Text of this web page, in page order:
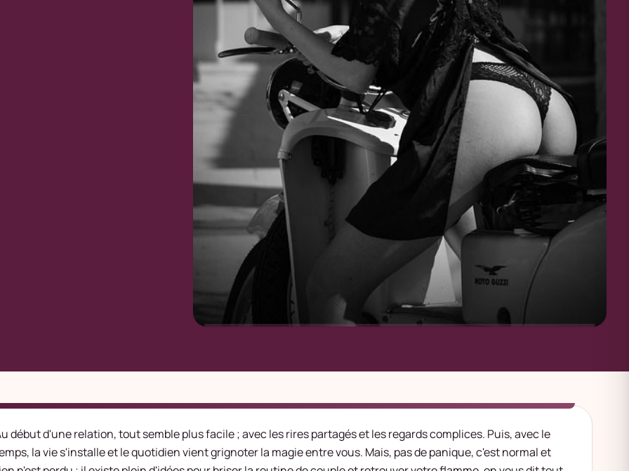
début d'une relation, tout semble plus facile ; avec les rires partagés et les regards complices. Puis, avec le
la vie s'installe et le quotidien vient grignoter la magie entre vous. Mais, pas de panique, c'est normal et